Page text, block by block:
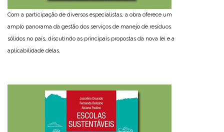
Com a participação de diversos especialistas, a obra oferece um
amplo panorama da gestão dos serviços de manejo de resíduos
sólidos no país, discutindo as principais propostas da nova lei e a
aplicabilidade delas.